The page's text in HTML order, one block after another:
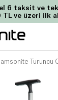
6 taksit ve
MaxiPuan!